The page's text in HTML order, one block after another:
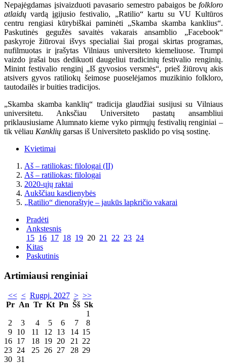
Nepajėgdamas įsivaizduoti pavasario semestro pabaigos be folkloro
atlaidų vardą įgijusio festivalio, „Ratilio“ kartu su VU Kultūros
centru rengiasi kūrybiškai paminėti „Skamba skamba kanklius“.
Paskutinės gegužės savaitės vakarais ansamblio „Facebook“
paskyroje žiūrovai išvys specialiai šiai progai skirtas programas,
nufilmuotas ir įrašytas Vilniaus universiteto kiemeliuose. Trumpi
vaizdo įrašai bus dedikuoti daugeliui tradicinių festivalio renginių.
Minint festivalio renginį „Iš gyvosios versmės“, prieš žiūrovų akis
atsivers gyvos ratiliokų šeimose puoselėjamos muzikinio folkloro,
tautodailės ir buities tradicijos.
„Skamba skamba kanklių“ tradicija glaudžiai susijusi su Vilniaus
universitetu. Anksčiau Universiteto pastatų ansambliui
priklausiusiame Alumnato kieme vyko pirmųjų festivalių renginiai –
tik vėliau Kanklių garsas iš Universiteto pasklido po visą sostinę.
Kvietimai
Aš – ratiliokas: filologai (II)
Aš – ratiliokas: filologai
2020-ųjų raktai
Aukščiau kasdienybės
„Ratilio“ dienoraštyje – jaukūs lapkričio vakarai
Pradėti
Ankstesnis
15 16 17 18 19 20 21 22 23 24
Kitas
Paskutinis
Artimiausi renginiai
<< < Rugpj. 2027 > >>
Pr An Tr Kt Pn Šš Sk
1
2
3 4 5 6 7
8
9 10 11 12 13 14 15
16 17 18 19 20 21
22
23 24 25 26 27 28 29
30 31